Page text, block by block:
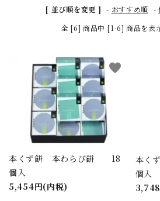
[ 並び順を変更 ] - おすすめ順 -
全 [6] 商品中 [1-6] 商品を表
本くず餅 本わらび餅 18
個入
5,454円(内税)
favorite
本く
個入
キーワード
カテゴリー